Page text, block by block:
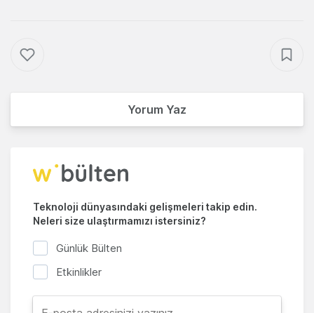
Yorum Yaz
Teknoloji dünyasındaki gelişmeleri takip edin.
Neleri size ulaştırmamızı istersiniz?
Günlük Bülten
Etkinlikler